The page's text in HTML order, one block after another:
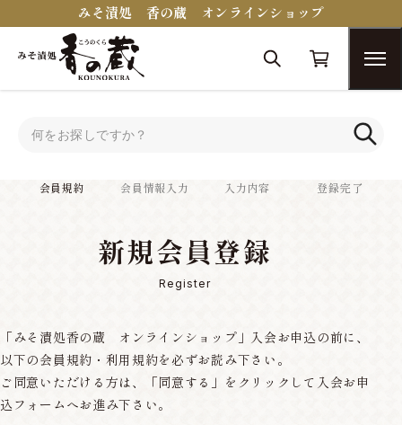
みそ漬処 香の蔵 オンラインショップ
会員規約 会員情報入力 入力内容 登録完了
新規会員登録
Register
「みそ漬処香の蔵 オンラインショップ」入会お申込の前に、
以下の会員規約・利用規約を必ずお読み下さい。
ご同意いただける方は、「同意する」をクリックして入会お申
込フォームへお進み下さい。